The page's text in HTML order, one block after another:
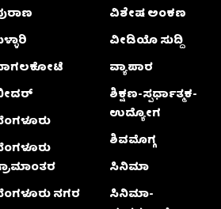
ನಗರ
ವಿಶೇಷ ಅಂಕಣ
ವೀಡಿಯೊ ಸುದ್ದಿ
ವ್ಯಾಪಾರ
ಶಿಕ್ಷಣ-ಸ್ಪರ್ಧಾತ್ಮಕ-
ಉದ್ಯೋಗ
ಶಿವಮೊಗ್ಗ
ಸಿನಿಮಾ
ಸಿನಿಮಾ-